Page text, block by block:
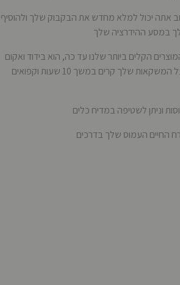
אתה יכול למלא מחדש את הבקבוק שלך ולהוסיף
במסע ההידרציה שלך
הקלים ביותר שלנו עד כה, הוא בידוד ואקום
והוא מונחה ביצועים שומר על המשקאות שלך קרים במשך 10 שעות וקפואים
וניתן לשטיפה במדיח כלים
החיים העמוס שלך בדרכים